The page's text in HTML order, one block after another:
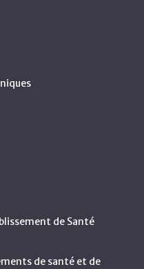
de Santé
de santé et de